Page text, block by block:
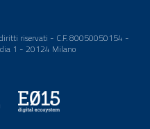
riservati - C.F. 80050050154 -
1 - 20124 Milano